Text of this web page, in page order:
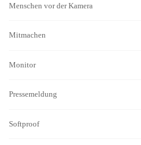
Menschen vor der Kamera
Mitmachen
Monitor
Pressemeldung
Softproof